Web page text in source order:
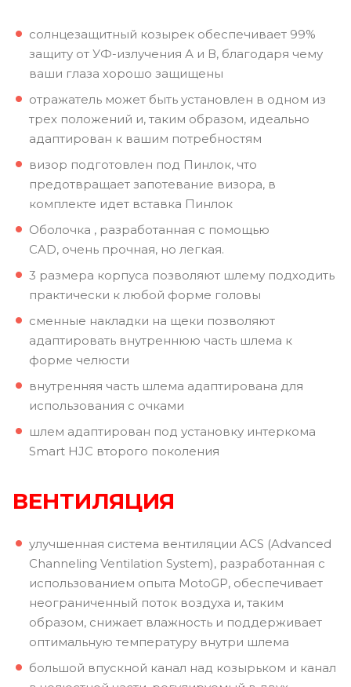
солнцезащитный козырек обеспечивает 99%
защиту от УФ-излучения А и В, благодаря чему
ваши глаза хорошо защищены
отражатель может быть установлен в одном из
трех положений и, таким образом, идеально
адаптирован к вашим потребностям
визор подготовлен под Пинлок, что
предотвращает запотевание визора, в
комплекте идет вставка Пинлок
Оболочка , разработанная с помощью
CAD, очень прочная, но легкая.
3 размера корпуса позволяют шлему подходить
практически к любой форме головы
сменные накладки на щеки позволяют
адаптировать внутреннюю часть шлема к
форме челюсти
внутренняя часть шлема адаптирована для
использования с очками
шлем адаптирован под установку интеркома
Smart HJC второго поколения
ВЕНТИЛЯЦИЯ
улучшенная система вентиляции ACS (Advanced
Channeling Ventilation System), разработанная с
использованием опыта MotoGP, обеспечивает
неограниченный поток воздуха и, таким
образом, снижает влажность и поддерживает
оптимальную температуру внутри шлема
большой впускной канал над козырьком и канал